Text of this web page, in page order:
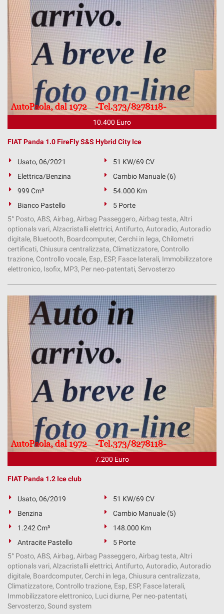
10.400 Euro
FIAT Panda 1.0 FireFly S&S Hybrid City Ice
Usato, 06/2021
51 KW/69 CV
Elettrica/Benzina
Cambio Manuale (6)
999 Cm³
54.000 Km
Bianco Pastello
5 Porte
5° Posto, ABS, Airbag, Airbag Passeggero, Airbag testa, Altri
optionals vari, Alzacristalli elettrici, Antifurto, Autoradio, Autoradio
digitale, Bluetooth, Boardcomputer, Cerchi in lega, Chilometri
certificati, Chiusura centralizzata, Climatizzatore, Controllo
trazione, Controllo vocale, Esp, ESP, Fasce laterali, Immobilizzatore
elettronico, Isofix, MP3, Per neo-patentati, Servosterzo
7.200 Euro
FIAT Panda 1.2 Ice club
Usato, 06/2019
51 KW/69 CV
Benzina
Cambio Manuale (5)
1.242 Cm³
148.000 Km
Antracite Pastello
5 Porte
5° Posto, ABS, Airbag, Airbag Passeggero, Airbag testa, Altri
optionals vari, Alzacristalli elettrici, Antifurto, Autoradio, Autoradio
digitale, Boardcomputer, Cerchi in lega, Chiusura centralizzata,
Climatizzatore, Controllo trazione, Esp, ESP, Fasce laterali,
Immobilizzatore elettronico, Luci diurne, Per neo-patentati,
Servosterzo, Sound system